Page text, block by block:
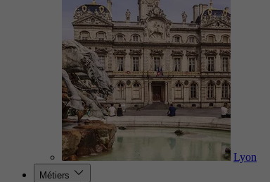
Lyon
Métiers